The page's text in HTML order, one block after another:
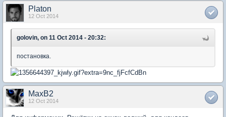
Platon
12 Oct 2014
golovin, on 11 Oct 2014 - 20:32:
постановка.
MaxB2
12 Oct 2014